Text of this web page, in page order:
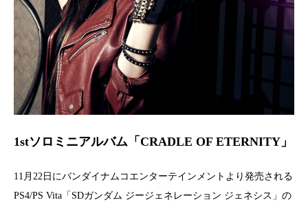
1stソロミニアルバム「CRADLE OF ETERNITY」
11月22日にバンダイナムコエンターテインメントより発売される
PS4/PS Vita「SDガンダム ジージェネレーション ジェネシス」の